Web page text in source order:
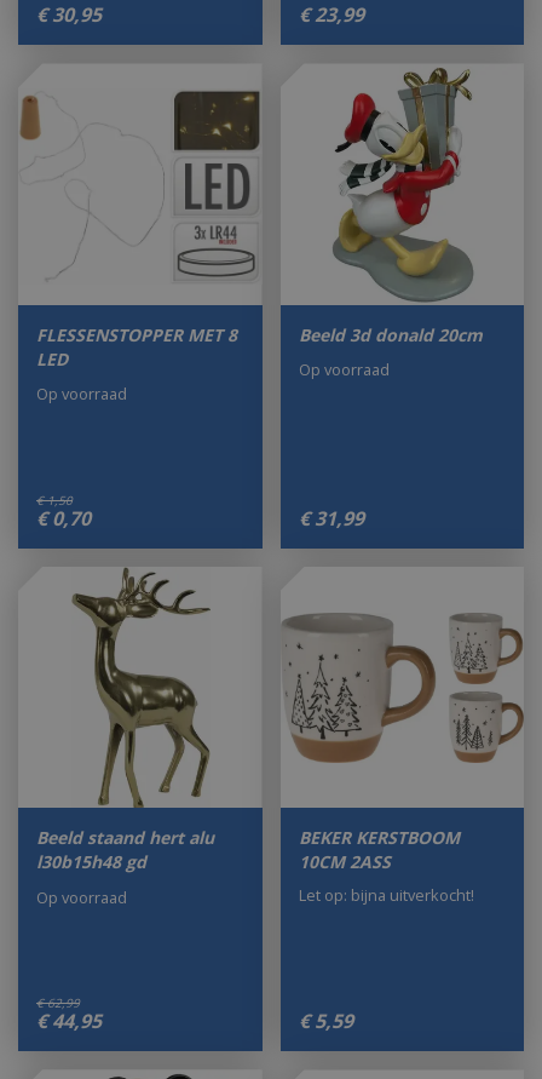
€ 30,95 € 23,99
FLESSENSTOPPER MET 8
LED
€ 1,50
€ 0,70
Op voorraad
Beeld 3d donald 20cm
€ 31,99
Op voorraad
Beeld staand hert alu
l30b15h48 gd
€ 62,99
€ 44,95
Op voorraad
BEKER KERSTBOOM
10CM 2ASS
€ 5,59
Let op: bijna uitverkocht!